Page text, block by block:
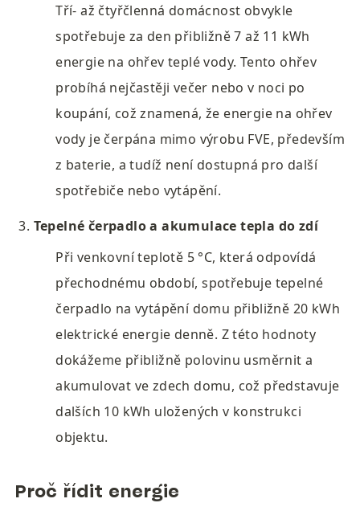
Tří- až čtyřčlenná domácnost obvykle
spotřebuje za den přibližně 7 až 11 kWh
energie na ohřev teplé vody. Tento ohřev
probíhá nejčastěji večer nebo v noci po
koupání, což znamená, že energie na ohřev
vody je čerpána mimo výrobu FVE, především
z baterie, a tudíž není dostupná pro další
spotřebiče nebo vytápění.
Tepelné čerpadlo a akumulace tepla do zdí
Při venkovní teplotě 5 °C, která odpovídá
přechodnému období, spotřebuje tepelné
čerpadlo na vytápění domu přibližně 20 kWh
elektrické energie denně. Z této hodnoty
dokážeme přibližně polovinu usměrnit a
akumulovat ve zdech domu, což představuje
dalších 10 kWh uložených v konstrukci
objektu.
Proč řídit energie